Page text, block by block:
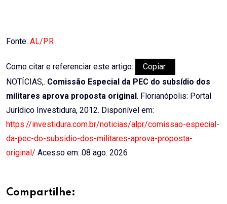
Fonte: AL/PR
Como citar e referenciar este artigo:
Copiar
NOTÍCIAS,. Comissão Especial da PEC do subsídio dos
militares aprova proposta original . Florianópolis: Portal
Jurídico Investidura, 2012. Disponível em:
https://investidura.com.br/noticias/alpr/comissao-especial-
da-pec-do-subsidio-dos-militares-aprova-proposta-
original/ Acesso em: 08 ago. 2026
Compartilhe: